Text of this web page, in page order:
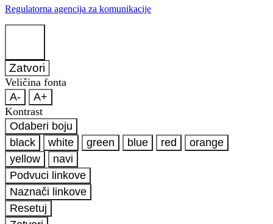
Regulatorna agencija za komunikacije
Zatvori
Veličina fonta
A-
A+
Kontrast
Odaberi boju
black
white green blue red
orange
yellow
navi
Podvuci linkove
Naznači linkove
Resetuj